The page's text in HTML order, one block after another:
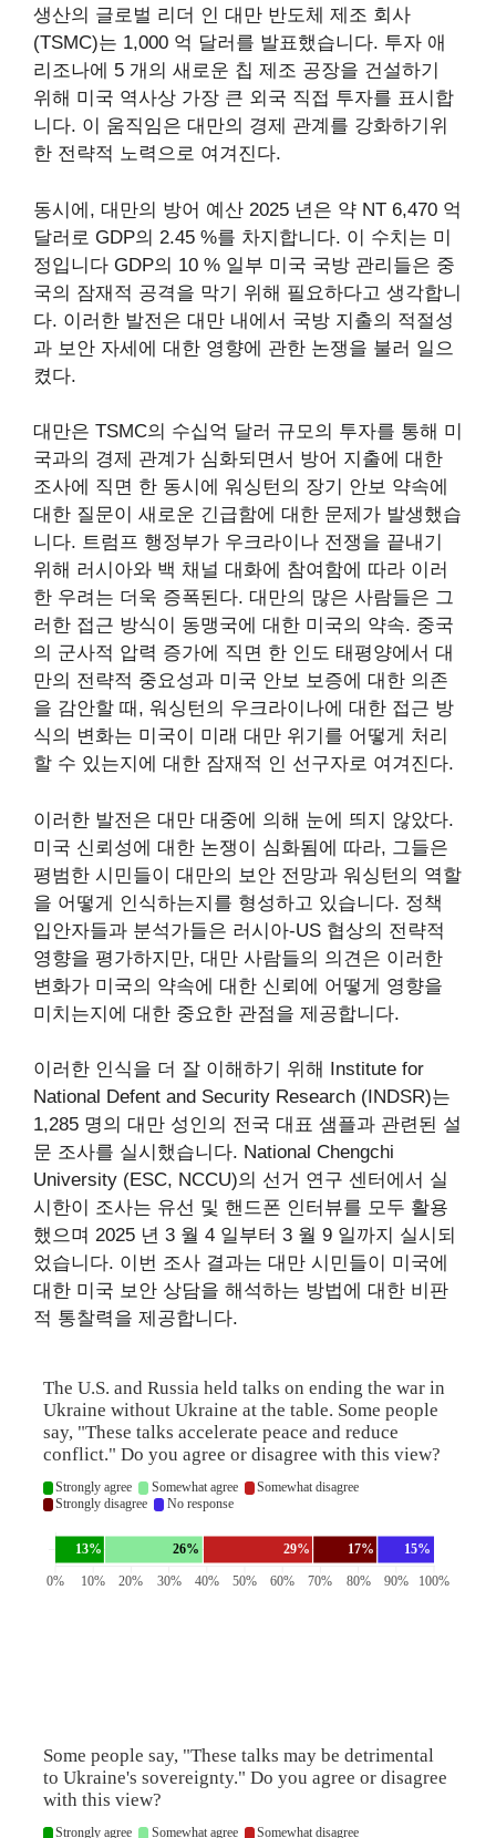
생산의 글로벌 리더 인 대만 반도체 제조 회사
(TSMC)는 1,000 억 달러를 발표했습니다. 투자 애
리조나에 5 개의 새로운 칩 제조 공장을 건설하기
위해 미국 역사상 가장 큰 외국 직접 투자를 표시합
니다. 이 움직임은 대만의 경제 관계를 강화하기위
한 전략적 노력으로 여겨진다.
동시에, 대만의 방어 예산 2025 년은 약 NT 6,470 억
달러로 GDP의 2.45 %를 차지합니다. 이 수치는 미
정입니다 GDP의 10 % 일부 미국 국방 관리들은 중
국의 잠재적 공격을 막기 위해 필요하다고 생각합니
다. 이러한 발전은 대만 내에서 국방 지출의 적절성
과 보안 자세에 대한 영향에 관한 논쟁을 불러 일으
켰다.
대만은 TSMC의 수십억 달러 규모의 투자를 통해 미
국과의 경제 관계가 심화되면서 방어 지출에 대한
조사에 직면 한 동시에 워싱턴의 장기 안보 약속에
대한 질문이 새로운 긴급함에 대한 문제가 발생했습
니다. 트럼프 행정부가 우크라이나 전쟁을 끝내기
위해 러시아와 백 채널 대화에 참여함에 따라 이러
한 우려는 더욱 증폭된다. 대만의 많은 사람들은 그
러한 접근 방식이 동맹국에 대한 미국의 약속. 중국
의 군사적 압력 증가에 직면 한 인도 태평양에서 대
만의 전략적 중요성과 미국 안보 보증에 대한 의존
을 감안할 때, 워싱턴의 우크라이나에 대한 접근 방
식의 변화는 미국이 미래 대만 위기를 어떻게 처리
할 수 ​​있는지에 대한 잠재적 인 선구자로 여겨진다.
이러한 발전은 대만 대중에 의해 눈에 띄지 않았다.
미국 신뢰성에 대한 논쟁이 심화됨에 따라, 그들은
평범한 시민들이 대만의 보안 전망과 워싱턴의 역할
을 어떻게 인식하는지를 형성하고 있습니다. 정책
입안자들과 분석가들은 러시아-US 협상의 전략적
영향을 평가하지만, 대만 사람들의 의견은 이러한
변화가 미국의 약속에 대한 신뢰에 어떻게 영향을
미치는지에 대한 중요한 관점을 제공합니다.
이러한 인식을 더 잘 이해하기 위해 Institute for
National Defent and Security Research (INDSR)는
1,285 명의 대만 성인의 전국 대표 샘플과 관련된 설
문 조사를 실시했습니다. National Chengchi
University (ESC, NCCU)의 선거 연구 센터에서 실
시한이 조사는 유선 및 핸드폰 인터뷰를 모두 활용
했으며 2025 년 3 월 4 일부터 3 월 9 일까지 실시되
었습니다. 이번 조사 결과는 대만 시민들이 미국에
대한 미국 보안 상담을 해석하는 방법에 대한 비판
적 통찰력을 제공합니다.